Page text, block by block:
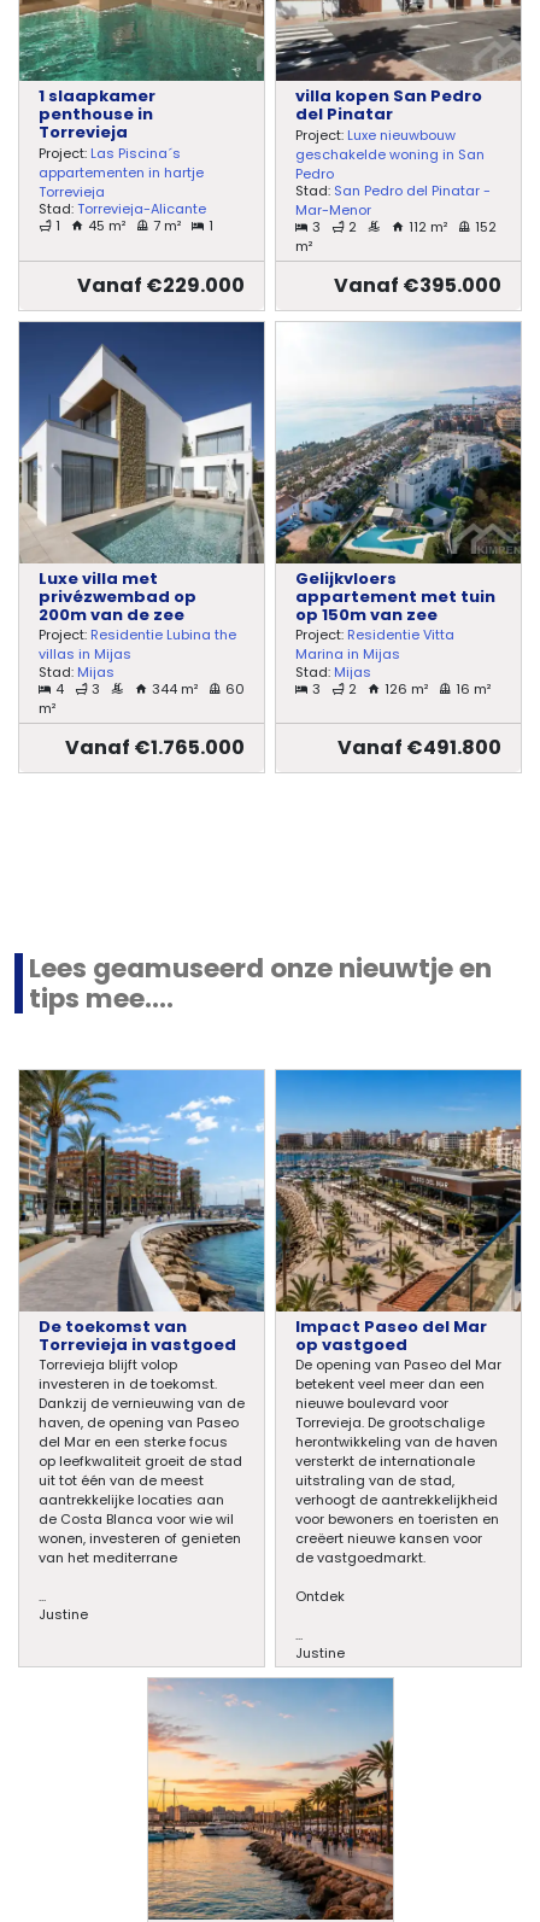
1 slaapkamer
penthouse in
Torrevieja
Project: Las Piscina´s
appartementen in hartje
Torrevieja
Stad:Torrevieja-Alicante
1
45 m² 7 m² 1
Vanaf €229.000
villa kopen San Pedro
del Pinatar
Project: Luxe nieuwbouw
geschakelde woning in San
Pedro
Stad: San Pedro del Pinatar -
Mar-Menor
3
2 112 m²
152
m²
Vanaf €395.000
Luxe villa met
privézwembad op
200m van de zee
Project: Residentie Lubina the
villas in Mijas
Stad: Mijas
4
3 344 m²
60
m²
Vanaf €1.765.000
Gelijkvloers
appartement met tuin
op 150m van zee
Project: Residentie Vitta
Marina in Mijas
Stad: Mijas
3
2 126 m² 16 m²
Vanaf €491.800
Lees geamuseerd onze nieuwtje en
tips mee....
De toekomst van
Torrevieja in vastgoed
Torrevieja blijft volop
investeren in de toekomst.
Dankzij de vernieuwing van de
haven, de opening van Paseo
del Mar en een sterke focus
op leefkwaliteit groeit de stad
uit tot één van de meest
aantrekkelijke locaties aan
de Costa Blanca voor wie wil
wonen, investeren of genieten
van het mediterrane
...
Justine
Impact Paseo del Mar
op vastgoed
De opening van Paseo del Mar
betekent veel meer dan een
nieuwe boulevard voor
Torrevieja. De grootschalige
herontwikkeling van de haven
versterkt de internationale
uitstraling van de stad,
verhoogt de aantrekkelijkheid
voor bewoners en toeristen en
creëert nieuwe kansen voor
de vastgoedmarkt.
Ontdek
...
Justine